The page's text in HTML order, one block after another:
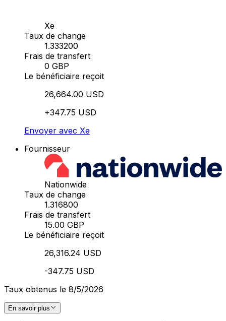
Xe
Taux de change
1.333200
Frais de transfert
0 GBP
Le bénéficiaire reçoit
26,664.00 USD
+347.75 USD
Envoyer avec Xe
Fournisseur
Nationwide
Taux de change
1.316800
Frais de transfert
15.00 GBP
Le bénéficiaire reçoit
26,316.24 USD
-347.75 USD
Taux obtenus le 8/5/2026
En savoir plus